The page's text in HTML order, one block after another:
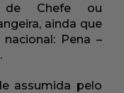
Chefe ou
ainda que
Pena –
assumida pelo